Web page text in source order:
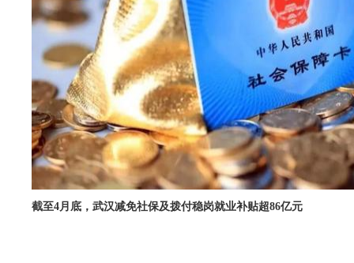
截至4月底，武汉减免社保及拨付稳岗就业补贴超86亿元